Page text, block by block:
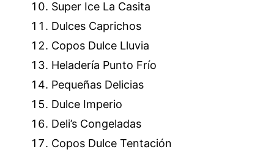
Super Ice La Casita
Dulces Caprichos
Copos Dulce Lluvia
Heladería Punto Frío
Pequeñas Delicias
Dulce Imperio
Deli’s Congeladas
Copos Dulce Tentación